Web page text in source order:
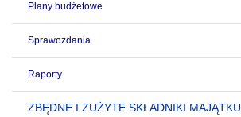
Plany budżetowe
Sprawozdania
Raporty
ZBĘDNE I ZUŻYTE SKŁADNIKI MAJĄTKU